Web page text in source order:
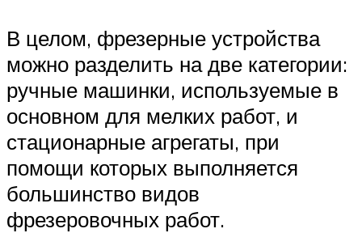
В целом, фрезерные устройства
можно разделить на две категории:
ручные машинки, используемые в
основном для мелких работ, и
стационарные агрегаты, при
помощи которых выполняется
большинство видов
фрезеровочных работ.